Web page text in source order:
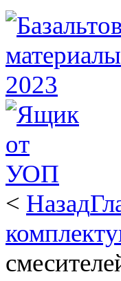
< Назад